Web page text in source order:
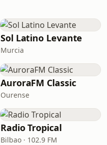
Sol Latino Levante
Murcia
AuroraFM Classic
Ourense
Radio Tropical
Bilbao · 102.9 FM